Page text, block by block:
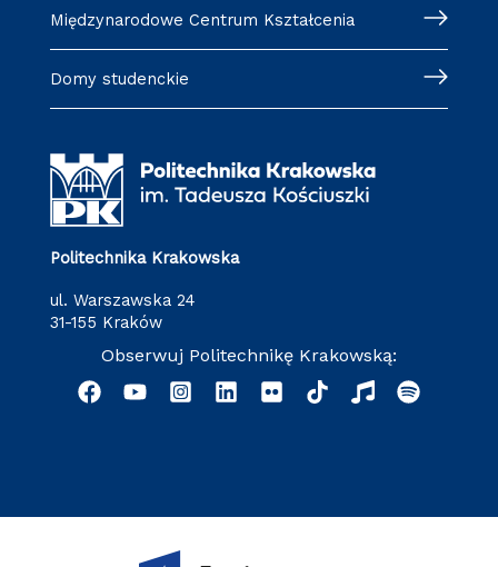
Międzynarodowe Centrum Kształcenia
Domy studenckie
Politechnika Krakowska
ul. Warszawska 24
31-155 Kraków
Obserwuj Politechnikę Krakowską: